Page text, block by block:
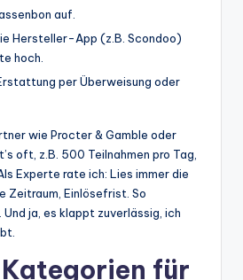
auf.
Hersteller-App (z.B. Scondoo)
hoch.
per Überweisung oder
wie Procter & Gamble oder
oft, z.B. 500 Teilnahmen pro Tag,
Experte rate ich: Lies immer die
Zeitraum, Einlösefrist. So
ja, es klappt zuverlässig, ich
für